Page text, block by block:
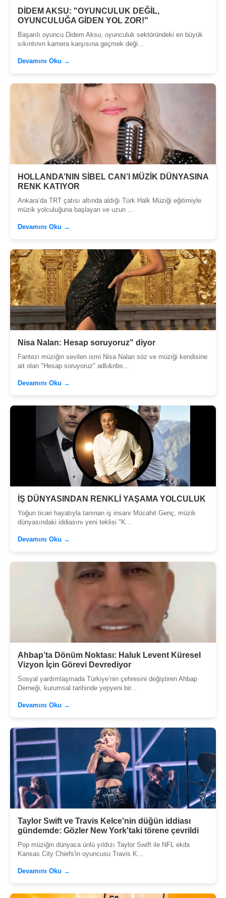
DİDEM AKSU: "OYUNCULUK DEĞİL,
OYUNCULUĞA GİDEN YOL ZOR!"
Başarılı oyuncu Didem Aksu, oyunculuk sektöründeki en büyük
sıkıntının kamera karşısına geçmek deği...
Devamını Oku →
HOLLANDA’NIN SİBEL CAN’I MÜZİK DÜNYASINA
RENK KATIYOR
Ankara’da TRT çatısı altında aldığı Türk Halk Müziği eğitimiyle
müzik yolculuğuna başlayan ve uzun ...
Devamını Oku →
Nisa Nalan: Hesap soruyoruz" diyor
Fantezi müziğin sevilen ismi Nisa Nalan söz ve müziği kendisine
ait olan "Hesap soruyoruz" adlı&nbs...
Devamını Oku →
İŞ DÜNYASINDAN RENKLİ YAŞAMA YOLCULUK
Yoğun ticari hayatıyla tanınan iş insanı Mücahit Genç, müzik
dünyasındaki iddiasını yeni teklisi "K...
Devamını Oku →
Ahbap’ta Dönüm Noktası: Haluk Levent Küresel
Vizyon İçin Görevi Devrediyor
Sosyal yardımlaşmada Türkiye’nin çehresini değiştiren Ahbap
Derneği, kurumsal tarihinde yepyeni bir...
Devamını Oku →
Taylor Swift ve Travis Kelce'nin düğün iddiası
gündemde: Gözler New York'taki törene çevrildi
Pop müziğin dünyaca ünlü yıldızı Taylor Swift ile NFL ekibi
Kansas City Chiefs'in oyuncusu Travis K...
Devamını Oku →